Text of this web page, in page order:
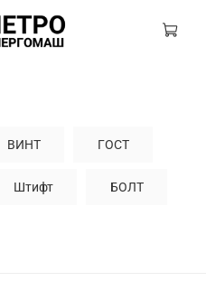
ВИНТ ГОСТ
Штифт БОЛТ